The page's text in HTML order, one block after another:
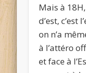
Mais à
d’est, c’est
on n’a
à l’attéro
et face à